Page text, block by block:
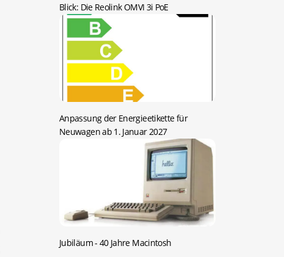
Blick: Die Reolink OMVI 3i PoE
Anpassung der Energieetikette für
Neuwagen ab 1. Januar 2027
Jubiläum - 40 Jahre Macintosh